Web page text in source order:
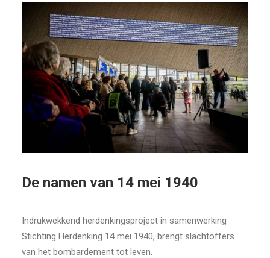
De namen van 14 mei 1940
Indrukwekkend herdenkingsproject in samenwerking
Stichting Herdenking 14 mei 1940, brengt slachtoffers
van het bombardement tot leven.